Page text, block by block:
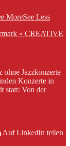
MoreSee Less
» CREATIVE
ohne Jazzkonzerte
Konzerte in
statt: Von der
Auf LinkedIn teilen